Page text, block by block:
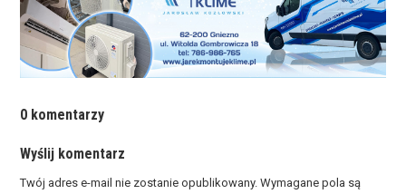
0 komentarzy
Wyślij komentarz
Twój adres e-mail nie zostanie opublikowany. Wymagane pola są